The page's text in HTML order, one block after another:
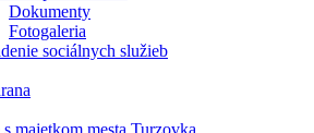
Dokumenty
Fotogaleria
sociálnych služieb
majetkom mesta Turzovka